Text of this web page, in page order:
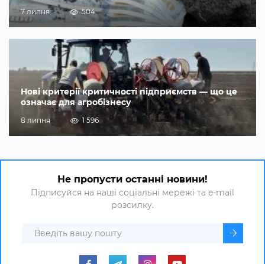
7 липня 504
Нові критерії критичності підприємств — що це
означає для агробізнесу
8 липня 1 596
Не пропусти останні новини!
Підписуйся на наші соціальні мережі та e-mail
розсилку.